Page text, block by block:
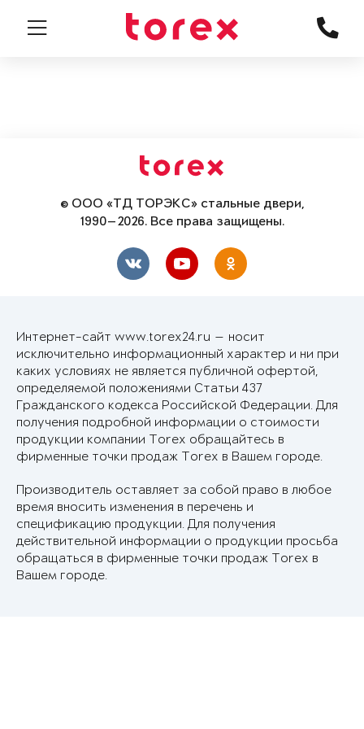
© ООО «ТД ТОРЭКС» стальные двери,
1990—2026. Все права защищены.
Интернет-сайт www.torex24.ru — носит
исключительно информационный характер и ни при
каких условиях не является публичной офертой,
определяемой положениями Статьи 437
Гражданского кодекса Российской Федерации. Для
получения подробной информации о стоимости
продукции компании Torex обращайтесь в
фирменные точки продаж Torex в Вашем городе.
Производитель оставляет за собой право в любое
время вносить изменения в перечень и
спецификацию продукции. Для получения
действительной информации о продукции просьба
обращаться в фирменные точки продаж Torex в
Вашем городе.